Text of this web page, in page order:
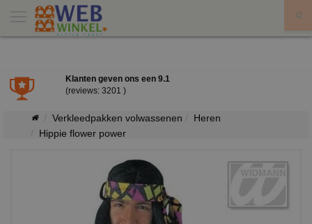
Klanten geven ons een 9.1
(reviews: 3201 )
Verkleedpakken volwassenen
Heren
Hippie flower power